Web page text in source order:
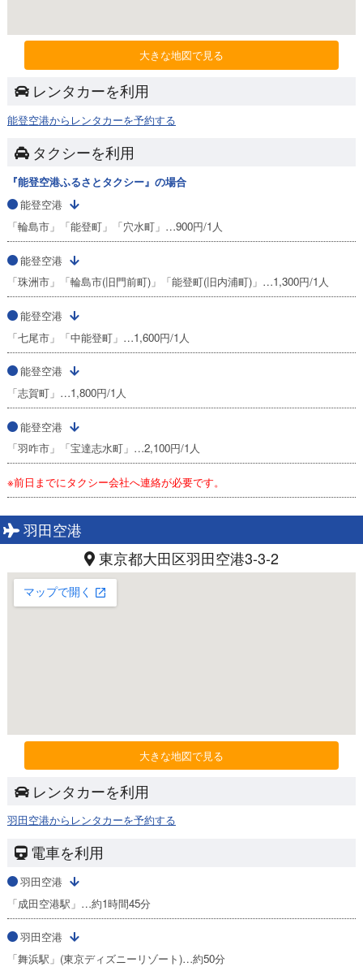
大きな地図で見る
レンタカーを利用
能登空港からレンタカーを予約する
タクシーを利用
『能登空港ふるさとタクシー』の場合
能登空港
「輪島市」「能登町」「穴水町」…900円/1人
能登空港
「珠洲市」「輪島市(旧門前町)」「能登町(旧内浦町)」…1,300円/1人
能登空港
「七尾市」「中能登町」…1,600円/1人
能登空港
「志賀町」…1,800円/1人
能登空港
「羽咋市」「宝達志水町」…2,100円/1人
※前日までにタクシー会社へ連絡が必要です。
羽田空港
東京都大田区羽田空港3-3-2
大きな地図で見る
レンタカーを利用
羽田空港からレンタカーを予約する
電車を利用
羽田空港
「成田空港駅」…約1時間45分
羽田空港
「舞浜駅」(東京ディズニーリゾート)…約50分